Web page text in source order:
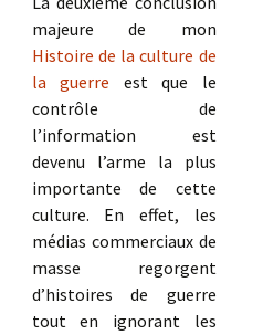
majeure de mon
Histoire de la culture de
la guerre est que le
contrôle de
l’information est
devenu l’arme la plus
importante de cette
culture. En effet, les
médias commerciaux de
masse regorgent
d’histoires de guerre
tout en ignorant les